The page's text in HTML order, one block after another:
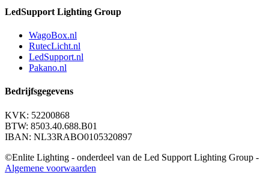
LedSupport Lighting Group
WagoBox.nl
RutecLicht.nl
LedSupport.nl
Pakano.nl
Bedrijfsgegevens
KVK: 52200868
BTW: 8503.40.688.B01
IBAN: NL33RABO0105320897
©Enlite Lighting - onderdeel van de Led Support Lighting Group -
Algemene voorwaarden